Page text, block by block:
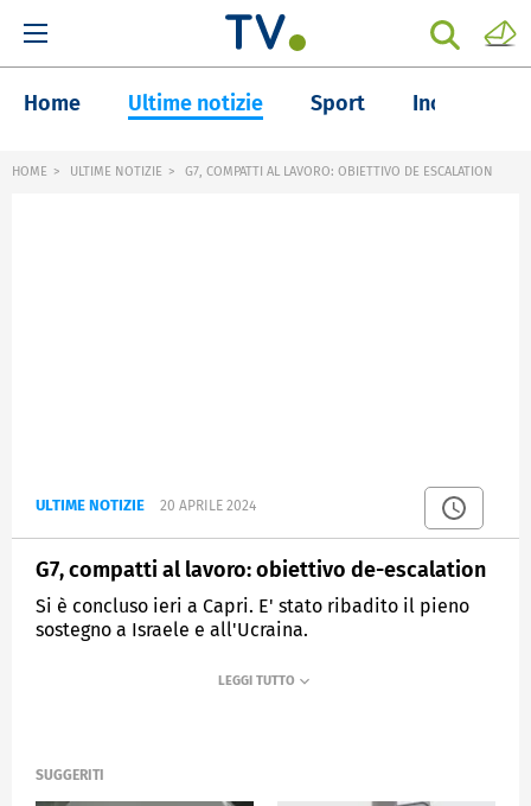
Home Ultime notizie Sport Inchieste
HOME ULTIME NOTIZIE G7, COMPATTI AL LAVORO: OBIETTIVO DE ESCALATION
ULTIME NOTIZIE 20 APRILE 2024
G7, compatti al lavoro: obiettivo de-escalation
Si è concluso ieri a Capri. E' stato ribadito il pieno
sostegno a Israele e all'Ucraina.
SUGGERITI